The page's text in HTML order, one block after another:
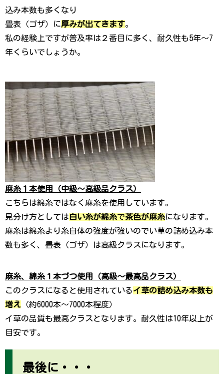
込み本数も多くなり
畳表（ゴザ）に厚みが出てきます。
私の経験上ですが普及率は２番目に多く、耐久性も5年〜7
年くらいでしょうか。
麻糸１本使用（中級〜高級品クラス）
こちらは綿糸ではなく麻糸を使用しています。
見分け方としては白い糸が綿糸で茶色が麻糸になります。
麻糸は綿糸より糸自体の強度が強いのでい草の詰め込み本
数も多く、畳表（ゴザ）は高級クラスになります。
麻糸、綿糸１本づつ使用（高級〜最高品クラス）
このクラスになると使用されているイ草の詰め込み本数も
増え
（約6000本〜7000本程度）
イ草の品質も最高クラスとなります。 耐久性は10年以上が
目安です。
最後に・・・